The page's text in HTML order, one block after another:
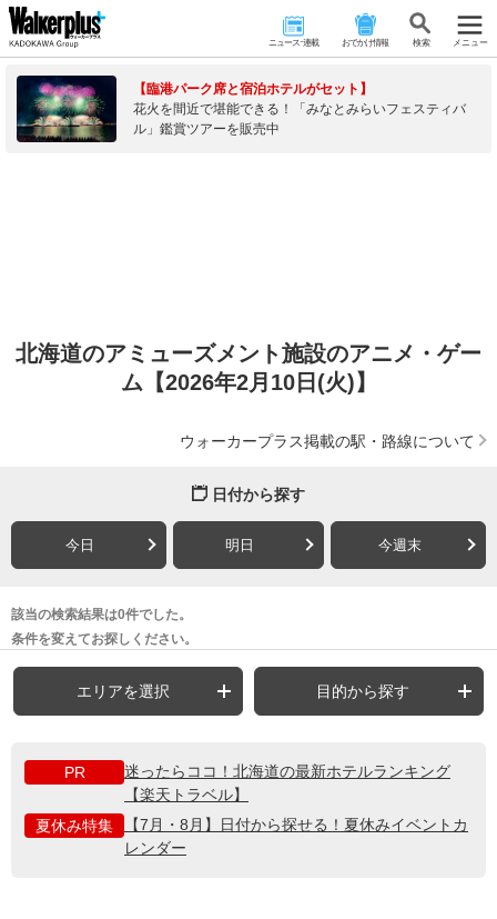
ニュース･連載 おでかけ情報 検 索 メニュー
【臨港パーク席と宿泊ホテルがセット】
花火を間近で堪能できる！「みなとみらいフェスティバ
ル」鑑賞ツアーを販売中
北海道のアミューズメント施設のアニメ・ゲー
ム【2026年2月10日(火)】
ウォーカープラス掲載の駅・路線について
日付から探す
今日 明日 今週末
該当の検索結果は0件でした。
条件を変えてお探しください。
エリアを選択 目的から探す
PR
迷ったらココ！北海道の最新ホテルランキング
【楽天トラベル】
夏休み特集
【7月・8月】日付から探せる！夏休みイベントカ
レンダー